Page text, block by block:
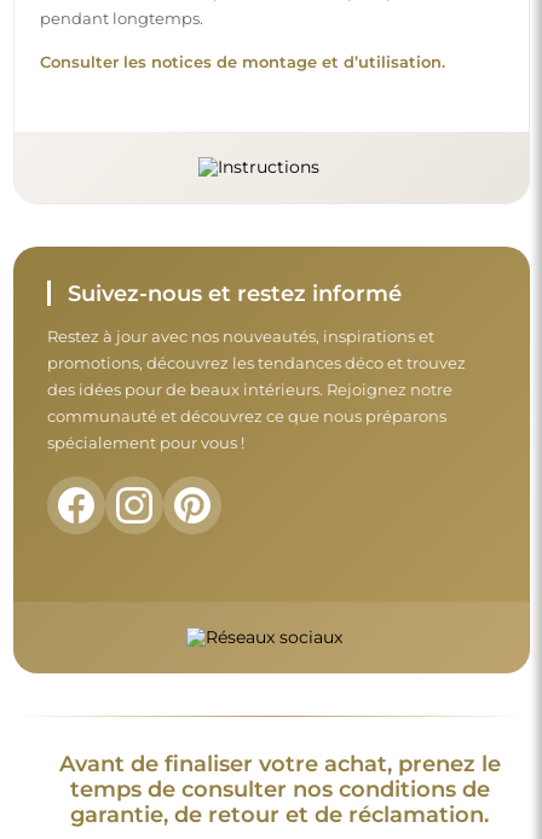
pendant longtemps.
Consulter les notices de montage et d’utilisation.
Suivez-nous et restez informé
Restez à jour avec nos nouveautés, inspirations et
promotions, découvrez les tendances déco et trouvez
des idées pour de beaux intérieurs. Rejoignez notre
communauté et découvrez ce que nous préparons
spécialement pour vous !
Avant de finaliser votre achat, prenez le
temps de consulter nos conditions de
garantie, de retour et de réclamation.